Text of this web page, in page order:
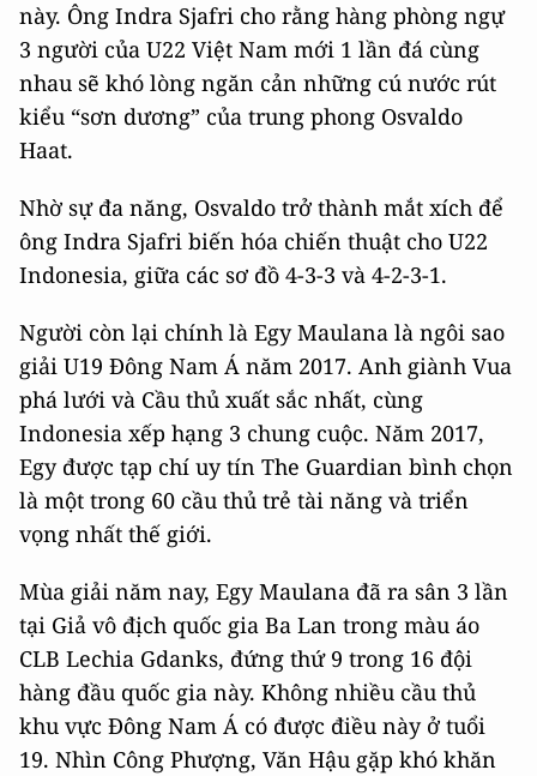
này. Ông Indra Sjafri cho rằng hàng phòng ngự
3 người của U22 Việt Nam mới 1 lần đá cùng
nhau sẽ khó lòng ngăn cản những cú nước rút
kiểu “sơn dương” của trung phong Osvaldo
Haat.
Nhờ sự đa năng, Osvaldo trở thành mắt xích để
ông Indra Sjafri biến hóa chiến thuật cho U22
Indonesia, giữa các sơ đồ 4-3-3 và 4-2-3-1.
Người còn lại chính là Egy Maulana là ngôi sao
giải U19 Đông Nam Á năm 2017. Anh giành Vua
phá lưới và Cầu thủ xuất sắc nhất, cùng
Indonesia xếp hạng 3 chung cuộc. Năm 2017,
Egy được tạp chí uy tín The Guardian bình chọn
là một trong 60 cầu thủ trẻ tài năng và triển
vọng nhất thế giới.
Mùa giải năm nay, Egy Maulana đã ra sân 3 lần
tại Giả vô địch quốc gia Ba Lan trong màu áo
CLB Lechia Gdanks, đứng thứ 9 trong 16 đội
hàng đầu quốc gia này. Không nhiều cầu thủ
khu vực Đông Nam Á có được điều này ở tuổi
19. Nhìn Công Phượng, Văn Hậu gặp khó khăn